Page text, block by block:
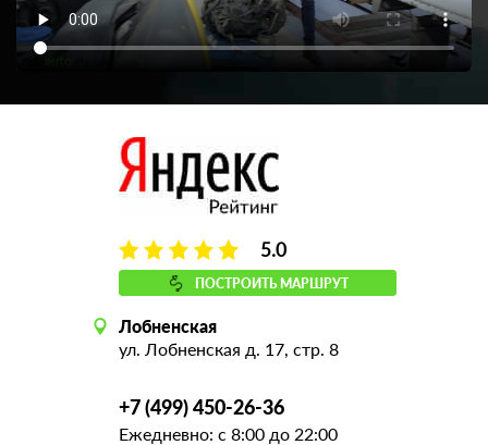
5.0
ПОСТРОИТЬ МАРШРУТ
Лобненская
ул. Лобненская д. 17, стр. 8
+7 (499) 450-26-36
Ежедневно: с 8:00 до 22:00